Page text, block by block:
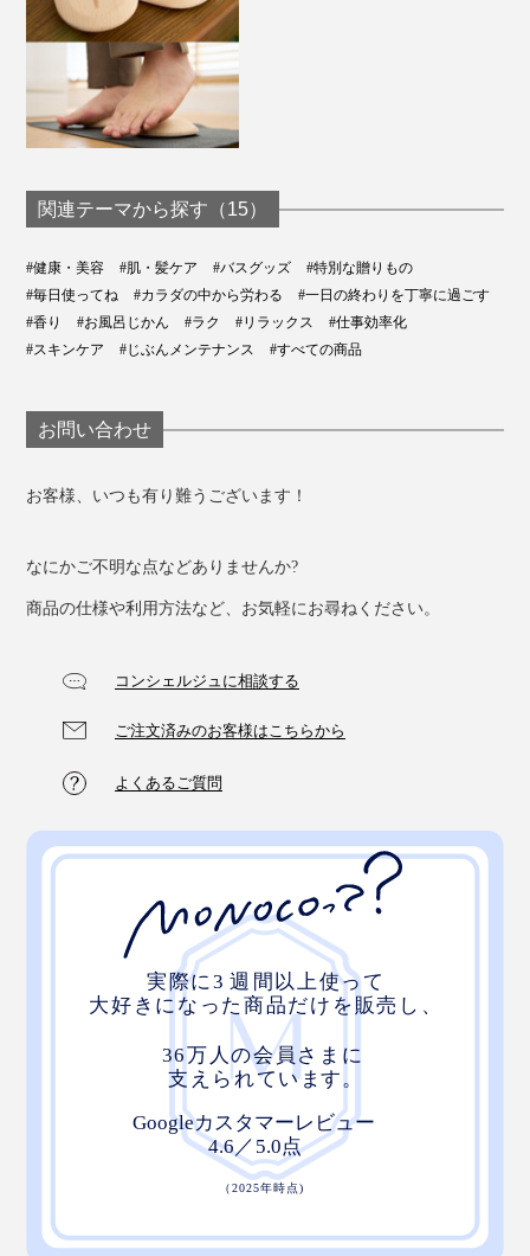
関連テーマから探す（15）
#健康・美容 #肌・髪ケア #バスグッズ
#特別な贈りもの
#毎日使ってね
#カラダの中から労わる
#一日の終わりを丁寧に過ごす
#香り
#お風呂じかん #ラク #リラックス
#仕事効率化
#スキンケア
#じぶんメンテナンス #すべての商品
お問い合わせ
お客様、いつも有り難うございます！
なにかご不明な点などありませんか?
商品の仕様や利用方法など、お気軽にお尋ねください。
コンシェルジュに相談する
ご注文済みのお客様はこちらから
よくあるご質問